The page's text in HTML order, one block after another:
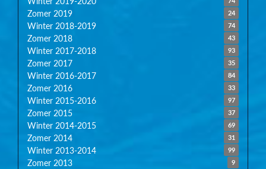
24
Zomer 2019
74
Winter 2018-2019
43
Zomer 2018
93
Winter 2017-2018
35
Zomer 2017
84
Winter 2016-2017
33
Zomer 2016
97
Winter 2015-2016
37
Zomer 2015
69
Winter 2014-2015
31
Zomer 2014
99
Winter 2013-2014
9
Zomer 2013